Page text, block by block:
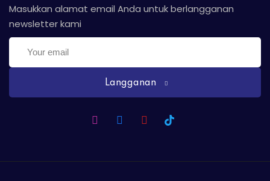
Masukkan alamat email Anda untuk berlangganan
newsletter kami
Langganan